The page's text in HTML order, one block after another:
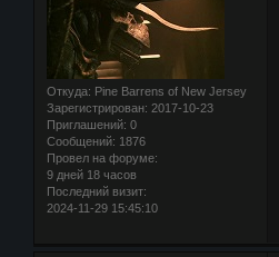
Откуда: Pine Barrens of New Jersey
Зарегистрирован: 2017-10-23
Приглашений: 0
Сообщений: 1876
Провел на форуме:
9 дней 18 часов
Последний визит:
2024-11-29 15:45:10